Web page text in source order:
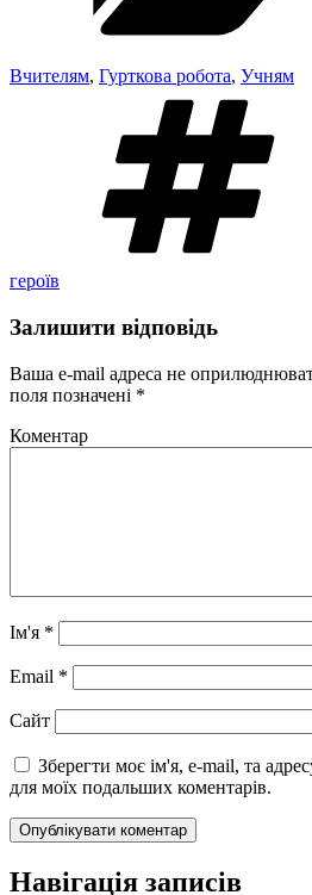
Вчителям, Гурткова робота, Учням
героїв
Залишити відповідь
Ваша e-mail адреса не
поля позначені *
Коментар
Ім'я *
Email *
Сайт
Зберегти моє ім'я, e-mail, та
для моїх подальших коментарів.
Навігація записів